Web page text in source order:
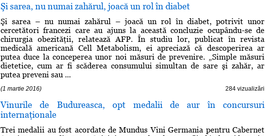
Şi sarea, nu numai zahărul, joacă un rol în diabet
Şi sarea – nu numai zahărul – joacă un rol în diabet, potrivit unor
cercetători francezi care au ajuns la această concluzie ocupându-se de
chirurgia obezităţii, relatează AFP. În studiu lor, publicat în revista
medicală americană Cell Metabolism, ei apreciază că descoperirea ar
putea duce la conceperea unor noi măsuri de prevenire. „Simple măsuri
dietetice, cum ar fi scăderea consumului simultan de sare şi zahăr, ar
putea preveni sau ...
(1 martie 2016) 284 vizualizări
Vinurile de Budureasca, opt medalii de aur în concursuri
internaţionale
Trei medalii au fost acordate de Mundus Vini Germania pentru Cabernet